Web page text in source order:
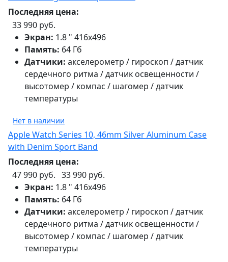
Последняя цена:
33 990 руб.
Экран: 1.8 " 416х496
Память: 64 Гб
Датчики: акселерометр / гироскоп / датчик
сердечного ритма / датчик освещенности /
высотомер / компас / шагомер / датчик
температуры
Нет в наличии
Apple Watch Series 10, 46mm Silver Aluminum Case
with Denim Sport Band
Последняя цена:
47 990 руб. 33 990 руб.
Экран: 1.8 " 416х496
Память: 64 Гб
Датчики: акселерометр / гироскоп / датчик
сердечного ритма / датчик освещенности /
высотомер / компас / шагомер / датчик
температуры